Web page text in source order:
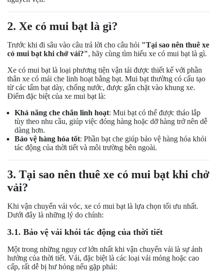
2. Xe có mui bạt là gì?
Trước khi đi sâu vào câu trả lời cho câu hỏi "Tại sao nên thuê xe
có mui bạt khi chở vải?", hãy cùng tìm hiểu xe có mui bạt là gì.
Xe có mui bạt là loại phương tiện vận tải được thiết kế với phần
thân xe có mái che linh hoạt bằng bạt. Mui bạt thường có cấu tạo
từ các tấm bạt dày, chống nước, được gắn chặt vào khung xe.
Điểm đặc biệt của xe mui bạt là:
Khả năng che chắn linh hoạt: Mui bạt có thể được tháo lắp
tùy theo nhu cầu, giúp việc đóng hàng hoặc dỡ hàng trở nên dễ
dàng hơn.
Bảo vệ hàng hóa tốt: Phần bạt che giúp bảo vệ hàng hóa khỏi
tác động của thời tiết và môi trường bên ngoài.
3. Tại sao nên thuê xe có mui bạt khi chở
vải?
Khi vận chuyển vải vóc, xe có mui bạt là lựa chọn tối ưu nhất.
Dưới đây là những lý do chính:
3.1. Bảo vệ vải khỏi tác động của thời tiết
Một trong những nguy cơ lớn nhất khi vận chuyển vải là sự ảnh
hưởng của thời tiết. Vải, đặc biệt là các loại vải mỏng hoặc cao
cấp, rất dễ bị hư hỏng nếu gặp phải: